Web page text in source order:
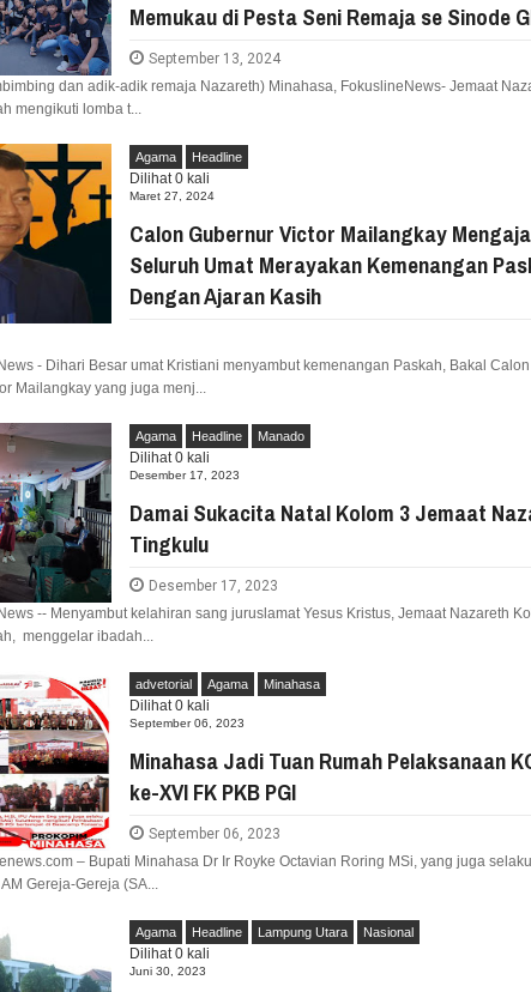
ASPIRASI WARGA MANEMBO-NEMBO
Memukau di Pesta Seni Remaja se Sinode
September 13, 2024
dan adik-adik remaja Nazareth) Minahasa, FokuslineNews- Jemaat
mengikuti lomba t...
Agama Headline
Dilihat0kali
Maret 27, 2024
Calon Gubernur Victor Mailangkay
Seluruh Umat Merayakan Kemenangan
Dengan Ajaran Kasih
- Dihari Besar umat Kristiani menyambut kemenangan Paskah, Bakal Calon
Mailangkay yang juga menj...
Agama Headline Manado
Dilihat0kali
Desember 17, 2023
Damai Sukacita Natal Kolom 3 Jemaat
Tingkulu
Desember 17, 2023
-- Menyambut kelahiran sang juruslamat Yesus Kristus, Jemaat Nazareth
menggelar ibadah...
advetorial Agama Minahasa
Dilihat0kali
September 06, 2023
Minahasa Jadi Tuan Rumah Pelaksanaan
ke-XVI FK PKB PGI
September 06, 2023
– Bupati Minahasa Dr Ir Royke Octavian Roring MSi, yang juga
Gereja-Gereja (SA...
Agama Headline Lampung Utara Nasional
Dilihat0kali
Juni 30, 2023
KE-78 TAHUN RI, SD GMIM 5 MANADO
SEHAT PROGRAM KURIKULUM